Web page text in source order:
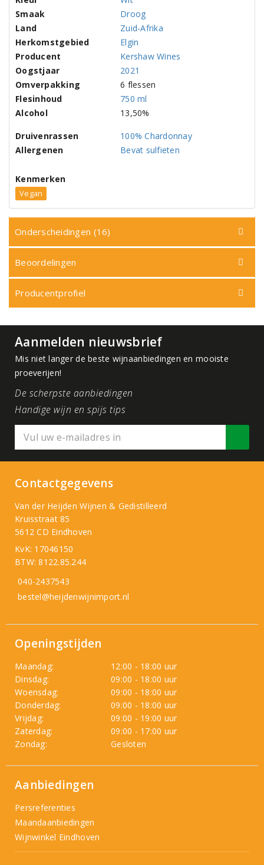
Smaak
Droog
Land
Zuid-Afrika
Herkomstgebied
Elgin
Producent
Kershaw Wines
Oogstjaar
2021
Omverpakking
6 flessen
Flesinhoud
750 ml
Alcohol
13,50%
Druivenrassen
100% Chardonnay
Allergenen
Bevat sulfieten
Kenmerken
Vegan
Onderscheidingen (16)
Beoordelingen
Producentprofiel
Aanmelden nieuwsbrief
Mis niet langer de beste wijnaanbiedingen en mooiste
proeverijen!
De scherpste aanbiedingen
Handige wijn en spijs tips
Contactgegevens
Van der Heijden Wijnen & Gedistilleerd
Kruisstraat 85
5612 CD Eindhoven
KvK: 17046150
BTW: 8122.85.244
040-2437543
bestel@heijdenwijnimport.nl
Openingstijden
Maandag:
12:00 - 18:00 uur
Dinsdag:
09:00 - 18:00 uur
Woensdag:
09:00 - 18:00 uur
Donderdag:
09:00 - 18:00 uur
Vrijdag:
09:00 - 19:00 uur
Zaterdag:
09:00 - 17:00 uur
Zondag:
Gesloten
Aanbiedingen
Persreferenties
Maandaanbiedingen
Wijnwinkel Eindhoven